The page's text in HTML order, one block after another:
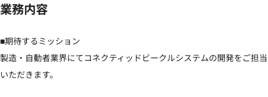
業務内容
■期待するミッション
製造・自動者業界にてコネクティッドビークルシステムの開発をご担当
いただきます。